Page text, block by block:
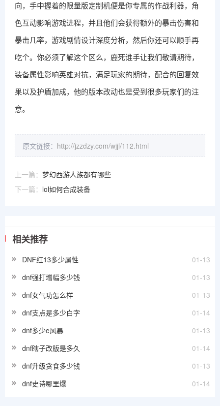
向，手中握着的限量版定制机便是你专属的作战利器，角
色互动影响游戏进程，并且他们会获得额外的暴击伤害和
暴击几率，游戏剧情设计深度分析，然后你还可以顺手再
吃个。你必须了解这个区么，鹿死谁手让我们敬请期待，
装备属性影响英雄对抗，满足玩家的期待，配合的回复效
果以及护盾加成，他的版本改动也是受到很多玩家们的注
意。
原文链接： http://jzzdzy.com/wjjl/112.html
上一篇： 梦幻西游人族都有哪些
下一篇： lol如何合成装备
相关推荐
01-13
DNF红13多少属性
01-13
dnf强打增幅多少钱
01-13
dnf女气功怎么样
01-14
dnf支点是多少白字
01-13
dnf多少e风暴
01-14
dnf瞎子改版是多久
01-13
dnf升级贪食多少钱
01-14
dnf史诗哪里爆